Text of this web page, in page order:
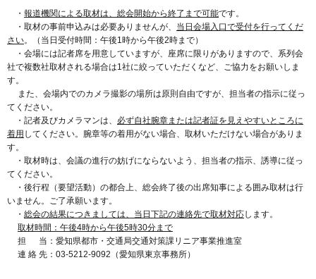
・ 報道機関による取材は、総会開始から終了まで可能です。
・取材の事前申込みは必要ありませんが、 当日会場入口で受付を行ってくだ
さい。（当日受付時間：午後1時から午後2時まで）
・会場には記者席を用意していますが、座席に限りがありますので、系列会
社で複数社取材される場合は1社に絞っていただくなど、ご協力をお願いしま
す。
また、会場内でのカメラ撮影の場所は原則自由ですが、担当者の指示に従っ
てください。
・記者及びカメラマンは、 必ず自社腕章または記者証を見えやすいところに
着用 してください。腕章等の着用がない場合、取材いただけない場合がありま
す。
・取材時は、会議の進行の妨げにならないよう、担当者の指示、誘導に従っ
てください。
・後行程（要望活動）の都合上、総会終了後の出席知事による囲み取材は行
いません。ご了承願います。
・ 総会の結果につきましては、当日下記の連絡先で取材対応します。
取材時間：午後4時から午後5時30分まで
担 当：愛知県都市・交通局交通対策課リニア事業推進室
連 絡 先：03-5212-9092（愛知県東京事務所）